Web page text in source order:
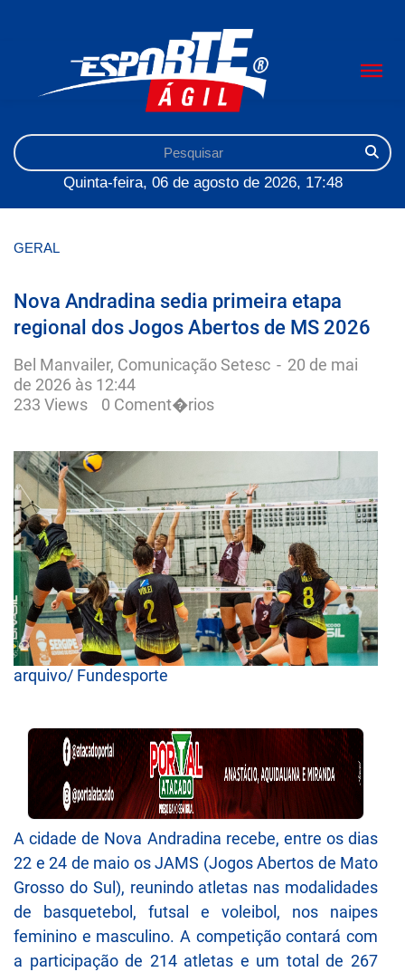
Quinta-feira, 06 de agosto de 2026, 17:48
GERAL
Nova Andradina sedia primeira etapa
regional dos Jogos Abertos de MS 2026
Bel Manvailer, Comunicação Setesc - 20 de mai
de 2026 às 12:44
233 Views
0 Coment�rios
arquivo/ Fundesporte
A cidade de Nova Andradina recebe, entre os dias
22 e 24 de maio os JAMS (Jogos Abertos de Mato
Grosso do Sul), reunindo atletas nas modalidades
de basquetebol, futsal e voleibol, nos naipes
feminino e masculino. A competição contará com
a participação de 214 atletas e um total de 267